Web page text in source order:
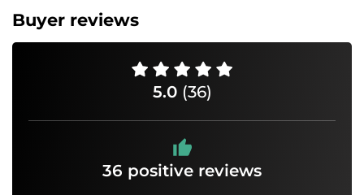
Buyer reviews
5.0 (36)
36 positive reviews